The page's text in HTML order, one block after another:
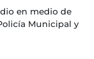
en medio de
Municipal y